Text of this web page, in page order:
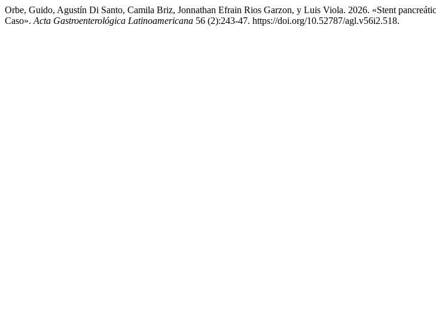
Orbe, Guido, Agustín Di Santo, Camila Briz, Jonnathan Efrain Rios Garzon, y Luis Viola. 2026. «Stent
Caso». Acta Gastroenterológica Latinoamericana 56 (2):243-47. https://doi.org/10.52787/agl.v56i2.518.